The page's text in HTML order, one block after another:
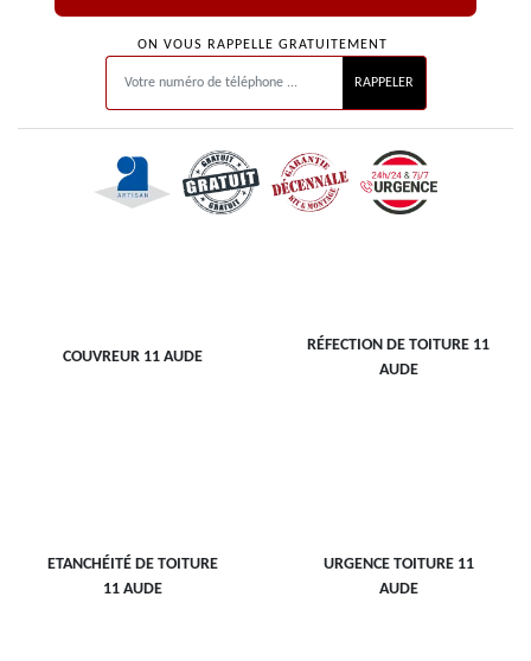
ON VOUS RAPPELLE GRATUITEMENT
COUVREUR 11 AUDE
RÉFECTION DE TOITURE 11
AUDE
ETANCHÉITÉ DE TOITURE
11 AUDE
URGENCE TOITURE 11
AUDE